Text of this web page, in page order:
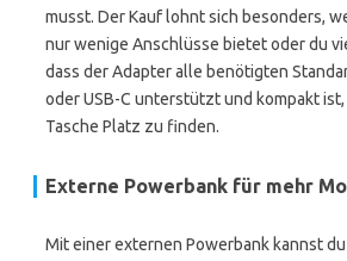
musst. Der Kauf lohnt sich besonders,
nur wenige Anschlüsse bietet oder du
dass der Adapter alle benötigten
oder USB-C unterstützt und kompakt
Tasche Platz zu finden.
Externe Powerbank für mehr
Mit einer externen Powerbank kannst